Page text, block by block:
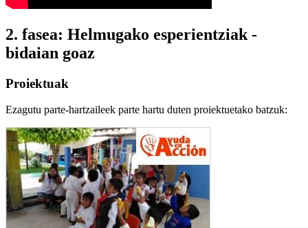
2. fasea: Helmugako esperientziak -
bidaian goaz
Proiektuak
Ezagutu parte-hartzaileek parte hartu duten proiektuetako batzuk: